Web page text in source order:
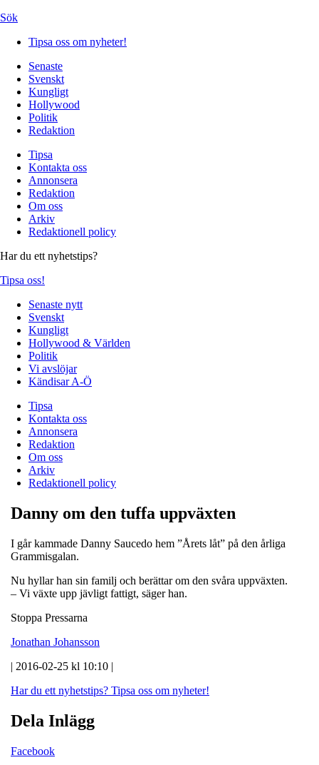
Sök
Tipsa oss om nyheter!
Senaste
Svenskt
Kungligt
Hollywood
Politik
Redaktion
Tipsa
Kontakta oss
Annonsera
Redaktion
Om oss
Arkiv
Redaktionell policy
Har du ett nyhetstips?
Tipsa oss!
Senaste nytt
Svenskt
Kungligt
Hollywood & Världen
Politik
Vi avslöjar
Kändisar A-Ö
Tipsa
Kontakta oss
Annonsera
Redaktion
Om oss
Arkiv
Redaktionell policy
Danny om den tuffa uppväxten
I går kammade Danny Saucedo hem ”Årets låt” på den årliga
Grammisgalan.
Nu hyllar han sin familj och berättar om den svåra uppväxten.
– Vi växte upp jävligt fattigt, säger han.
Stoppa Pressarna
Jonathan Johansson
| 2016-02-25 kl 10:10 |
Har du ett nyhetstips? Tipsa oss om nyheter!
Dela Inlägg
Facebook